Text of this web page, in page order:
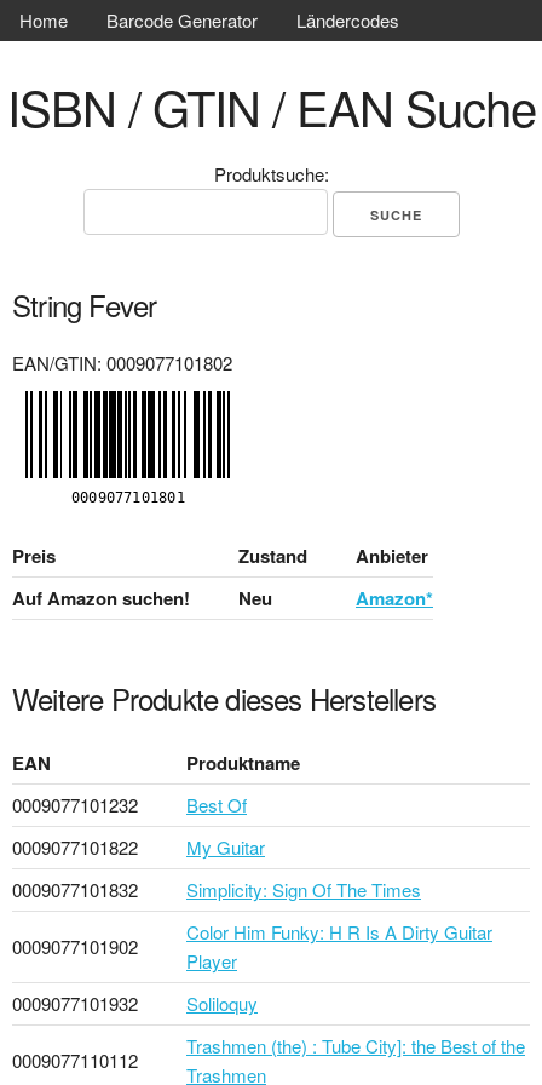
Home Barcode Generator Ländercodes
ISBN / GTIN / EAN Suche
Produktsuche:
String Fever
EAN/GTIN: 0009077101802
Preis Zustand
Anbieter
Auf Amazon suchen!
Neu Amazon*
Weitere Produkte dieses Herstellers
EAN Produktname
0009077101232
Best Of
0009077101822
My Guitar
0009077101832
Simplicity: Sign Of The Times
0009077101902
Color Him Funky: H R Is A Dirty Guitar
Player
0009077101932
Soliloquy
0009077110112
Trashmen (the) : Tube City]: the Best of the
Trashmen